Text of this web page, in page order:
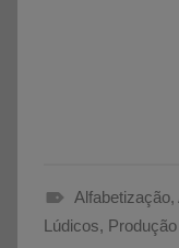
A
Alfabetização,
Lúdicos,